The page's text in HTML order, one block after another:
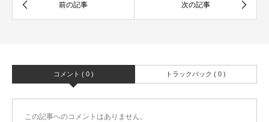
コメント ( 0 ) トラックバック ( 0 )
この記事へのコメントはありません。